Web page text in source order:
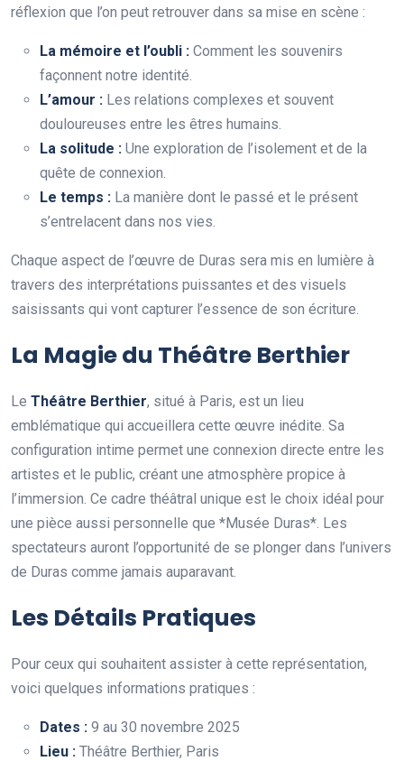
réflexion que l’on peut retrouver dans sa mise en scène :
La mémoire et l’oubli : Comment les souvenirs
façonnent notre identité.
L’amour : Les relations complexes et souvent
douloureuses entre les êtres humains.
La solitude : Une exploration de l’isolement et de la
quête de connexion.
Le temps : La manière dont le passé et le présent
s’entrelacent dans nos vies.
Chaque aspect de l’œuvre de Duras sera mis en lumière à
travers des interprétations puissantes et des visuels
saisissants qui vont capturer l’essence de son écriture.
La Magie du Théâtre Berthier
Le Théâtre Berthier, situé à Paris, est un lieu
emblématique qui accueillera cette œuvre inédite. Sa
configuration intime permet une connexion directe entre les
artistes et le public, créant une atmosphère propice à
l’immersion. Ce cadre théâtral unique est le choix idéal pour
une pièce aussi personnelle que *Musée Duras*. Les
spectateurs auront l’opportunité de se plonger dans l’univers
de Duras comme jamais auparavant.
Les Détails Pratiques
Pour ceux qui souhaitent assister à cette représentation,
voici quelques informations pratiques :
Dates : 9 au 30 novembre 2025
Lieu : Théâtre Berthier, Paris